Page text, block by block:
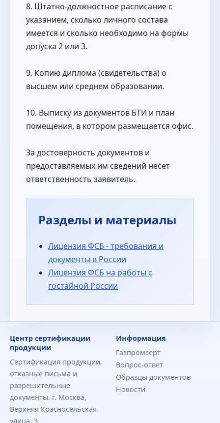
8. Штатно-должностное расписание с
указанием, сколько личного состава
имеется и сколько необходимо на формы
допуска 2 или 3.
9. Копию диплома (свидетельства) о
высшем или среднем образовании.
10. Выписку из документов БТИ и план
помещения, в котором размещается офис.
За достоверность документов и
предоставляемых им сведений несет
ответственность заявитель.
Разделы и материалы
Лицензия ФСБ - требования и
документы в России
Лицензия ФСБ на работы с
гостайной России
Центр сертификации
продукции
Сертификация продукции,
отказные письма и
разрешительные
документы. г. Москва,
Верхняя Красносельская
улица, 3
Информация
Газпромсерт
Вопрос-ответ
Образцы документов
Новости